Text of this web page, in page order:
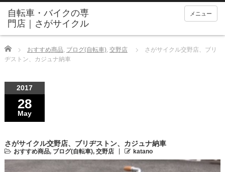
メニュー
Home おすすめ商品, ブログ(自転車), 交野店
さがサイクル交野店、ブリ
ヂストン、カジュナ納車
2017
28
May
さがサイクル交野店、ブリヂストン、カジュナ納車
おすすめ商品, ブログ(自転車), 交野店 katano